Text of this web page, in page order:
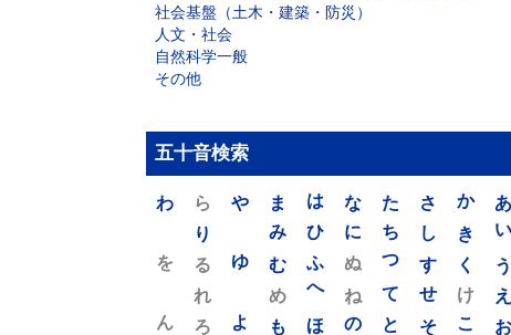
社会基盤（土木・建築・防災）
人文・社会
自然科学一般
その他
五十音検索
あ
い
う
え
お
か
き
く
け
こ
さ
し
す
せ
そ
た
ち
つ
て
と
な
に
ぬ
ね
の
は
ひ
ふ
へ
ほ
ま
み
む
め
も
や
ゆ
よ
ら
り
る
れ
ろ
わ
を
ん